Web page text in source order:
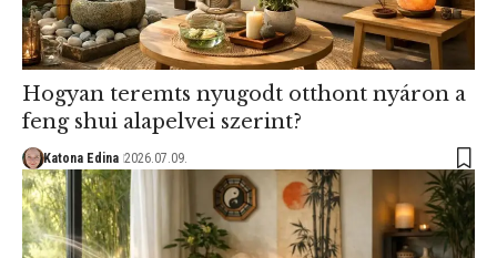
Hogyan teremts nyugodt otthont nyáron a
feng shui alapelvei szerint?
Katona Edina 2026.07.09.